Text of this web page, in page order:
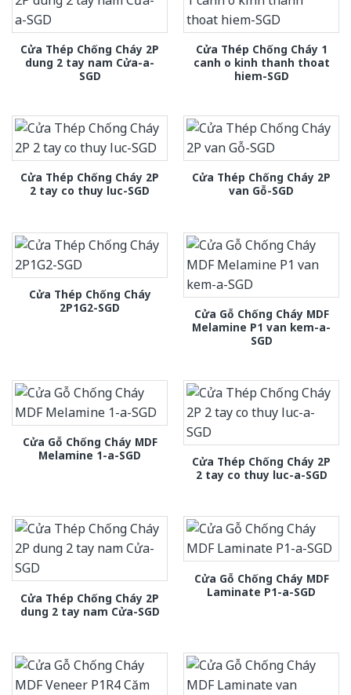
Cửa Thép Chống Cháy 2P
dung 2 tay nam Cửa-a-
SGD
Cửa Thép Chống Cháy 1
canh o kinh thanh thoat
hiem-SGD
Cửa Thép Chống Cháy 2P
2 tay co thuy luc-SGD
Cửa Thép Chống Cháy 2P
van Gỗ-SGD
Cửa Thép Chống Cháy
2P1G2-SGD
Cửa Gỗ Chống Cháy MDF
Melamine P1 van kem-a-
SGD
Cửa Gỗ Chống Cháy MDF
Melamine 1-a-SGD
Cửa Thép Chống Cháy 2P
2 tay co thuy luc-a-SGD
Cửa Thép Chống Cháy 2P
dung 2 tay nam Cửa-SGD
Cửa Gỗ Chống Cháy MDF
Laminate P1-a-SGD